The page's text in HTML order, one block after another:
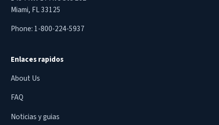
Miami, FL 33125
Phone: 1-800-224-5937
Enlaces rapidos
About Us
FAQ
Noticias y guias